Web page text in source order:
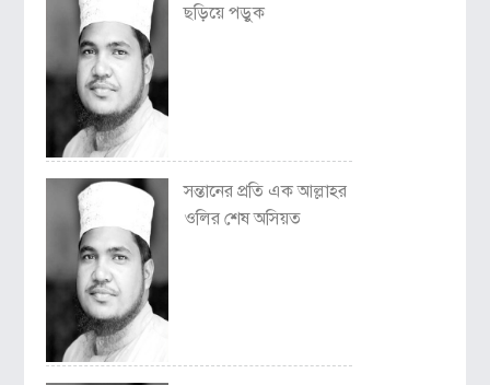
ছড়িয়ে পড়ুক
সন্তানের প্রতি এক আল্লাহর
ওলির শেষ অসিয়ত